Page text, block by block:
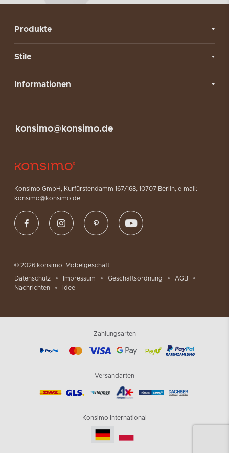
Produkte
Stile
Informationen
Konsimo GmbH, Kurfürstendamm 167/168, 10707 Berlin, e-mail:
konsimo@konsimo.de
konsimo@konsimo.de
© 2026 konsimo. Möbelgeschäft
Datenschutz Impressum Geschäftsordnung
AGB
Nachrichten
Idee
Zahlungsarten
Versandarten
Konsimo International